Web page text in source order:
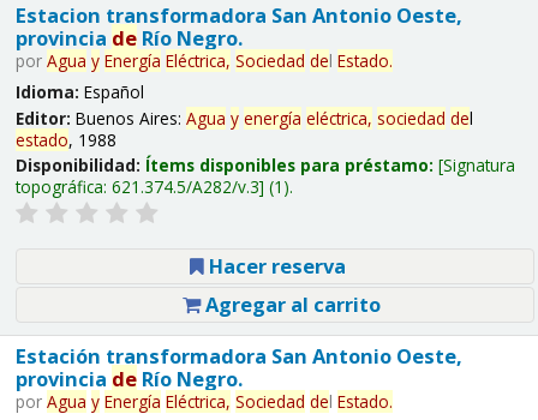
Estacion transformadora San Antonio Oeste,
provincia deRío Negro.
por Agua y Energía Eléctrica, Sociedad del Estado.
Idioma: Español
Editor: Buenos Aires: Agua y energía eléctrica, sociedad del
estado, 1988
Disponibilidad: Ítems disponibles para préstamo: Signatura
topográfica: 621.374.5/A282/v.3 (1).
Hacer reserva
Agregar al carrito
Estación transformadora San Antonio Oeste,
provincia deRío Negro.
por Agua y Energía Eléctrica, Sociedad del Estado.